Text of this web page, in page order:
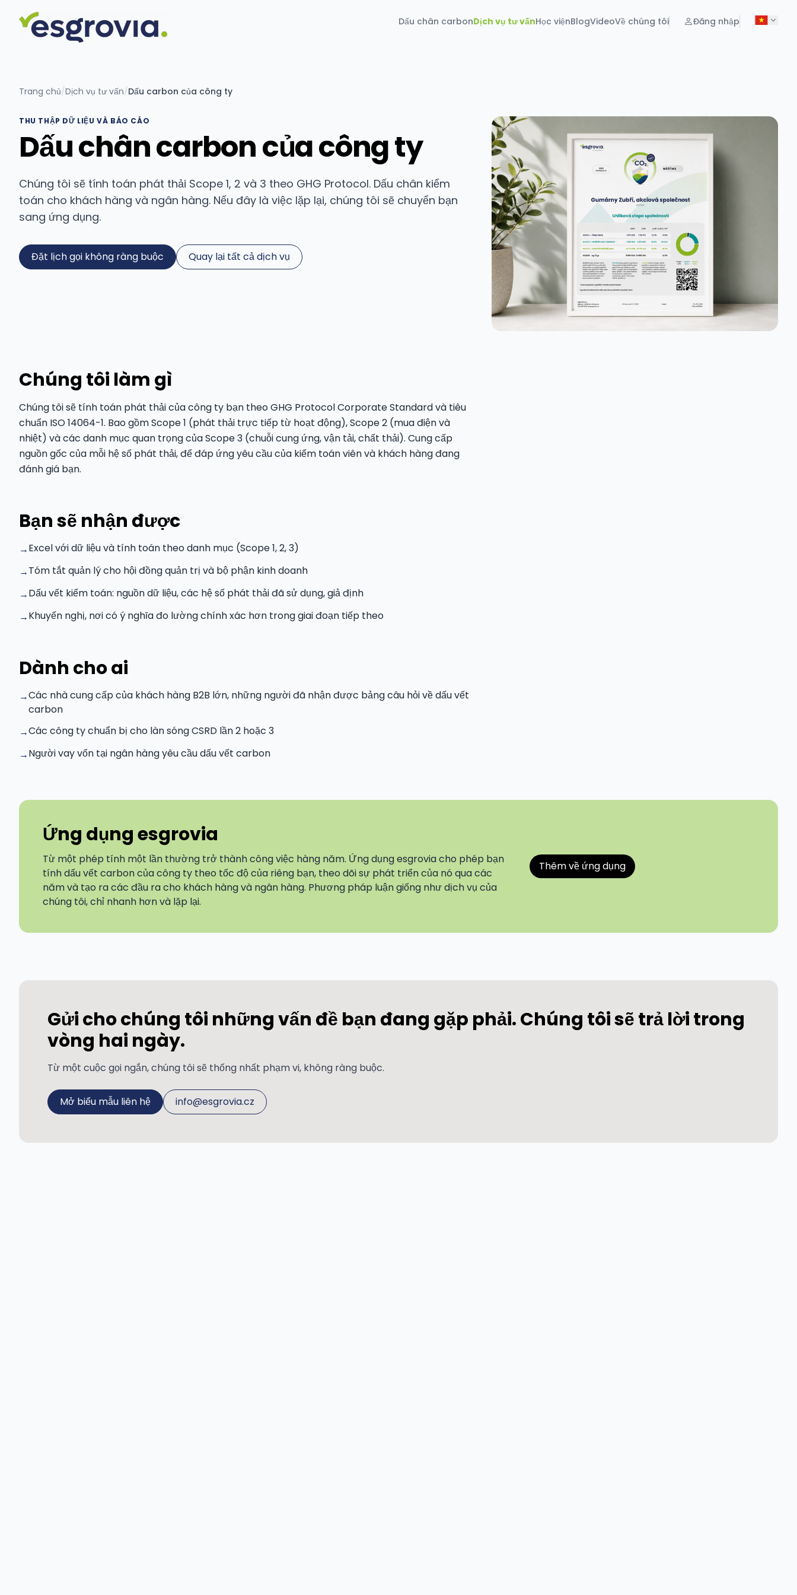
Dấu chân carbonDịch vụ tư vấnHọc việnBlogVideoVề chúng tôi Đăng nhập
Trang chủ/Dịch vụ tư vấn/Dấu carbon của công ty
THU THẬP DỮ LIỆU VÀ BÁO CÁO
Dấu chân carbon của công ty
Chúng tôi sẽ tính toán phát thải Scope 1, 2 và 3 theo GHG Protocol. Dấu chân kiểm
toán cho khách hàng và ngân hàng. Nếu đây là việc lặp lại, chúng tôi sẽ chuyển bạn
sang ứng dụng.
Đặt lịch gọi không ràng buộc Quay lại tất cả dịch vụ
Chúng tôi làm gì
Chúng tôi sẽ tính toán phát thải của công ty bạn theo GHG Protocol Corporate Standard và tiêu
chuẩn ISO 14064-1. Bao gồm Scope 1 (phát thải trực tiếp từ hoạt động), Scope 2 (mua điện và
nhiệt) và các danh mục quan trọng của Scope 3 (chuỗi cung ứng, vận tải, chất thải). Cung cấp
nguồn gốc của mỗi hệ số phát thải, để đáp ứng yêu cầu của kiểm toán viên và khách hàng đang
đánh giá bạn.
Bạn sẽ nhận được
→Excel với dữ liệu và tính toán theo danh mục (Scope 1, 2, 3)
→Tóm tắt quản lý cho hội đồng quản trị và bộ phận kinh doanh
→Dấu vết kiểm toán: nguồn dữ liệu, các hệ số phát thải đã sử dụng, giả định
→Khuyến nghị, nơi có ý nghĩa đo lường chính xác hơn trong giai đoạn tiếp theo
Dành cho ai
→Các nhà cung cấp của khách hàng B2B lớn, những người đã nhận được bảng câu hỏi về dấu vết
carbon
→Các công ty chuẩn bị cho làn sóng CSRD lần 2 hoặc 3
→Người vay vốn tại ngân hàng yêu cầu dấu vết carbon
Ứng dụng esgrovia
Từ một phép tính một lần thường trở thành công việc hàng năm. Ứng dụng esgrovia cho phép bạn
tính dấu vết carbon của công ty theo tốc độ của riêng bạn, theo dõi sự phát triển của nó qua các
năm và tạo ra các đầu ra cho khách hàng và ngân hàng. Phương pháp luận giống như dịch vụ của
chúng tôi, chỉ nhanh hơn và lặp lại.
Thêm về ứng dụng
Gửi cho chúng tôi những vấn đề bạn đang gặp phải. Chúng tôi sẽ trả lời trong
vòng hai ngày.
Từ một cuộc gọi ngắn, chúng tôi sẽ thống nhất phạm vi, không ràng buộc.
Mở biểu mẫu liên hệ info@esgrovia.cz